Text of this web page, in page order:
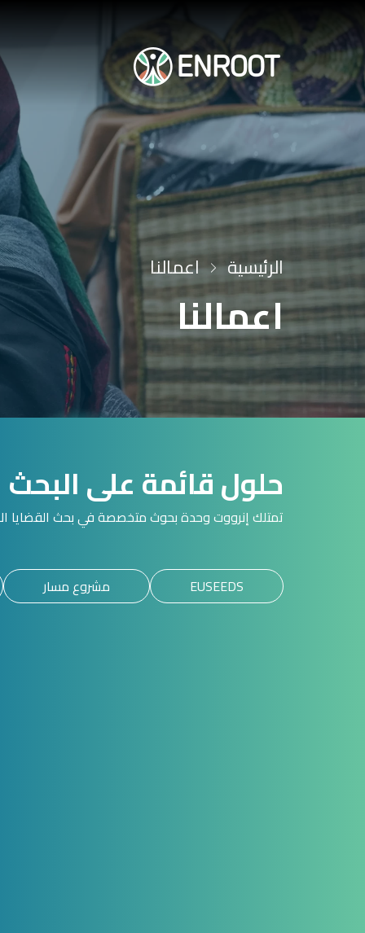
الرئيسية اعمالنا
اعمالنا
حلول قائمة على البحث
تمتلك إنرووت وحدة بحوث متخصصة في بحث القضايا
EUSEEDS مشروع مسار